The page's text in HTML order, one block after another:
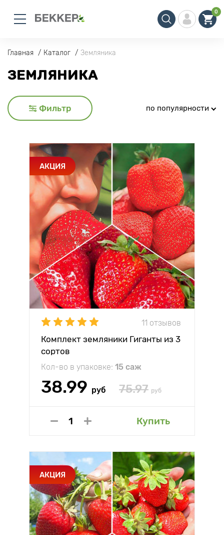
0
Главная Каталог Земляника
ЗЕМЛЯНИКА
Фильтр по популярности
АКЦИЯ
11 отзывов
Комплект земляники Гиганты из 3
сортов
Кол-во в упаковке: 15 саж
38.99 руб 75.97 руб
Купить
АКЦИЯ